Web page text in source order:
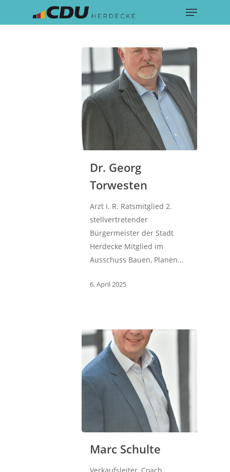
Menu
Dr. Georg
Torwesten
Arzt i. R. Ratsmitglied 2.
stellvertretender
Bürgermeister der Stadt
Herdecke Mitglied im
Ausschuss Bauen, Planen…
6. April 2025
Marc Schulte